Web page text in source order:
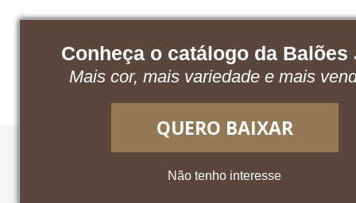
Conheça o catálogo da Balões
Mais cor, mais variedade e mais
QUERO BAIXAR
Não tenho interesse
Baixe nosso catálogo Acesse o App